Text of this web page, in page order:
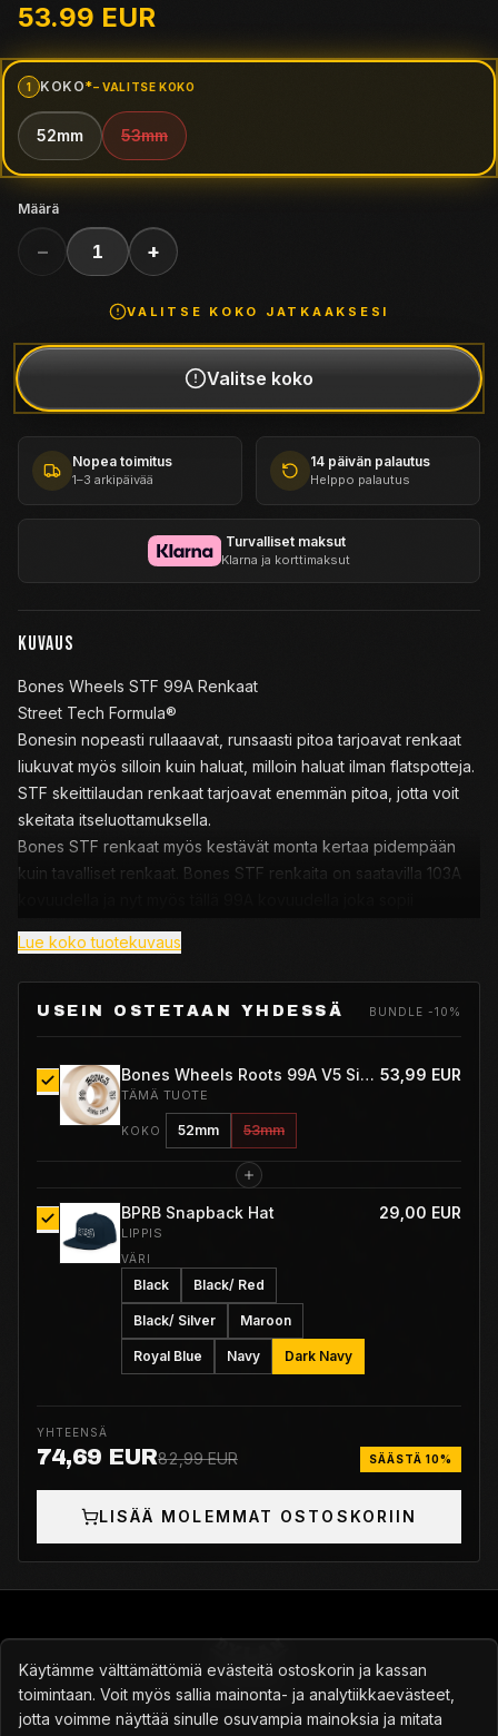
53.99 EUR
1 KOKO*
(PAKOLLINEN VALINTA)
– VALITSE KOKO
52mm 53mm
Määrä
− 1 +
VALITSE KOKO JATKAAKSESI
Valitse koko
Nopea toimitus
1–3 arkipäivää
14 päivän palautus
Helppo palautus
Turvalliset maksut
Klarna ja korttimaksut
KUVAUS
Bones Wheels STF 99A Renkaat
Street Tech Formula®
Bonesin nopeasti rullaaavat, runsaasti pitoa tarjoavat renkaat
liukuvat myös silloin kuin haluat, milloin haluat ilman flatspotteja.
STF skeittilaudan renkaat tarjoavat enemmän pitoa, jotta voit
skeitata itseluottamuksella.
Bones STF renkaat myös kestävät monta kertaa pidempään
kuin tavalliset renkaat. Bones STF renkaita on saatavilla 103A
Lue koko tuotekuvaus
USEIN OSTETAAN YHDESSÄ BUNDLE -10%
Bones Wheels Roots 99A V5 Sidecut
TÄMÄ TUOTE
KOKO 52mm 53mm
53,99 EUR
BPRB Snapback Hat
LIPPIS
VÄRI
Black Black/ Red
Black/ Silver Maroon
Royal Blue Navy Dark Navy
29,00 EUR
YHTEENSÄ
74,69 EUR82,99 EUR SÄÄSTÄ 10%
LISÄÄ MOLEMMAT OSTOSKORIIN
Turkulainen skeittikauppa vuodesta 2014
Käytämme välttämättömiä evästeitä ostoskorin ja kassan
toimintaan. Voit myös sallia mainonta- ja analytiikkaevästeet,
jotta voimme näyttää sinulle osuvampia mainoksia ja mitata